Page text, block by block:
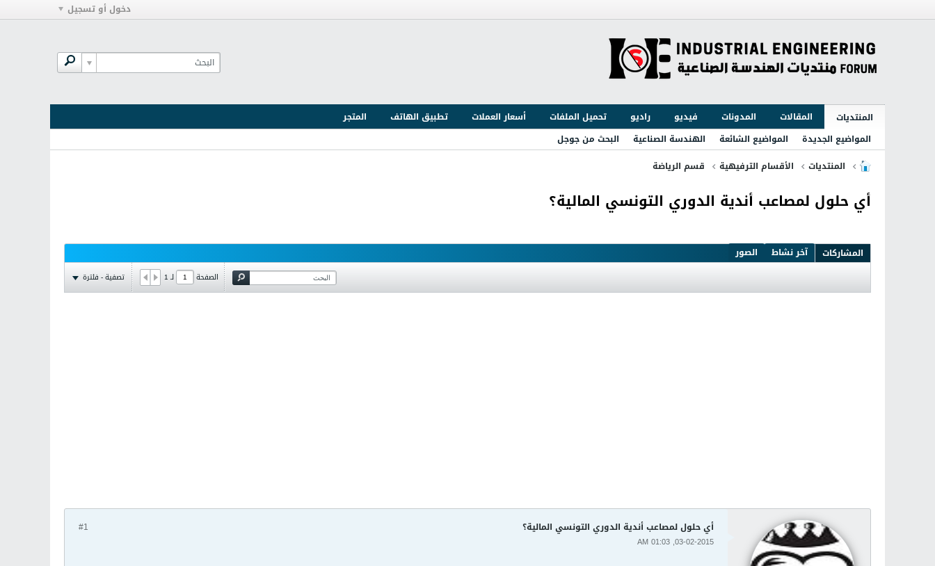
دخول أو تسجيل
المنتديات المقالات المدونات فيديو راديو تحميل الملفات أسعار العملات تطبيق الهاتف
المتجر
المواضيع الجديدة
المواضيع الشائعة الهندسة الصناعية
البحث من جوجل
المنتديات
الأقسام الترفيهية قسم الرياضة
أي حلول لمصاعب أندية الدوري التونسي المالية؟
المشاركات آخر نشاط الصور
الصفحة لـ1 تصفية - فلترة
#1 أي حلول لمصاعب أندية الدوري التونسي المالية؟
03-02-2015, 01:03 AM